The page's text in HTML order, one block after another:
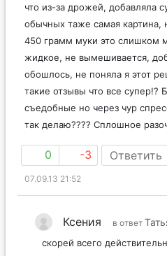
что из-за дрожей, добавляла
обычных таже самая картина,
450 грамм муки это слишком
жидкое, не вымешивается,
обошлось, не поняла я этот
такие отзывы что все супер!?
съедобные но через чур
так делаю???? Сплошное
0 -3 Ответить
07.09.13 21:52
Ксения в ответ
скорей всего